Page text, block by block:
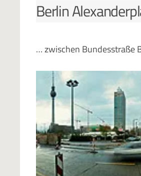
Berlin
… zwischen Bundesstraße